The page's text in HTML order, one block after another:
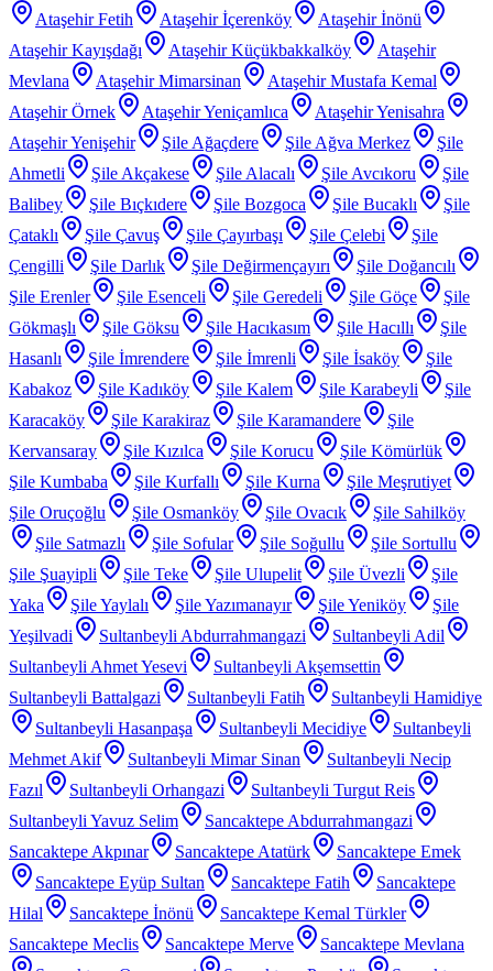
Ataşehir Fetih
Ataşehir İçerenköy
Ataşehir İnönü
Ataşehir Kayışdağı
Ataşehir Küçükbakkalköy
Ataşehir
Mevlana
Ataşehir Mimarsinan
Ataşehir Mustafa Kemal
Ataşehir Örnek
Ataşehir Yeniçamlıca
Ataşehir Yenisahra
Ataşehir Yenişehir
Şile Ağaçdere Şile Ağva Merkez
Şile
Ahmetli
Şile Akçakese Şile Alacalı Şile Avcıkoru
Şile
Balibey
Şile Bıçkıdere Şile Bozgoca Şile Bucaklı
Şile
Çataklı
Şile Çavuş Şile Çayırbaşı Şile Çelebi
Şile
Çengilli
Şile Darlık Şile Değirmençayırı
Şile Doğancılı
Şile Erenler
Şile Esenceli Şile Geredeli Şile Göçe
Şile
Gökmaşlı
Şile Göksu Şile Hacıkasım Şile Hacıllı
Şile
Hasanlı
Şile İmrendere Şile İmrenli Şile İsaköy
Şile
Kabakoz
Şile Kadıköy Şile Kalem Şile Karabeyli
Şile
Karacaköy
Şile Karakiraz Şile Karamandere
Şile
Kervansaray
Şile Kızılca Şile Korucu
Şile Kömürlük
Şile Kumbaba
Şile Kurfallı Şile Kurna
Şile Meşrutiyet
Şile Oruçoğlu
Şile Osmanköy Şile Ovacık
Şile Sahilköy
Şile Satmazlı
Şile Sofular Şile Soğullu
Şile Sortullu
Şile Şuayipli
Şile Teke Şile Ulupelit Şile Üvezli
Şile
Yaka
Şile Yaylalı Şile Yazımanayır Şile Yeniköy
Şile
Yeşilvadi
Sultanbeyli Abdurrahmangazi
Sultanbeyli Adil
Sultanbeyli Ahmet Yesevi
Sultanbeyli Akşemsettin
Sultanbeyli Battalgazi
Sultanbeyli Fatih
Sultanbeyli Hamidiye
Sultanbeyli Hasanpaşa
Sultanbeyli Mecidiye
Sultanbeyli
Mehmet Akif
Sultanbeyli Mimar Sinan
Sultanbeyli Necip
Fazıl
Sultanbeyli Orhangazi
Sultanbeyli Turgut Reis
Sultanbeyli Yavuz Selim
Sancaktepe Abdurrahmangazi
Sancaktepe Akpınar
Sancaktepe Atatürk
Sancaktepe Emek
Sancaktepe Eyüp Sultan
Sancaktepe Fatih
Sancaktepe
Hilal
Sancaktepe İnönü
Sancaktepe Kemal Türkler
Sancaktepe Meclis
Sancaktepe Merve
Sancaktepe Mevlana